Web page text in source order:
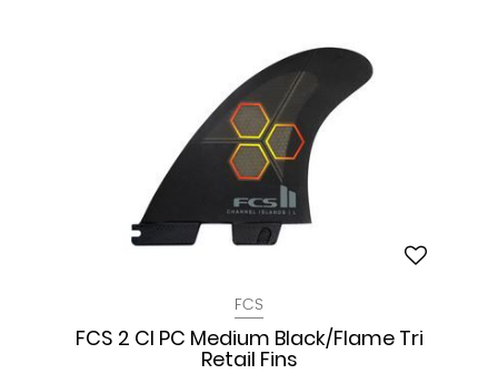
FCS
FCS 2 CI PC Medium Black/Flame Tri
Retail Fins